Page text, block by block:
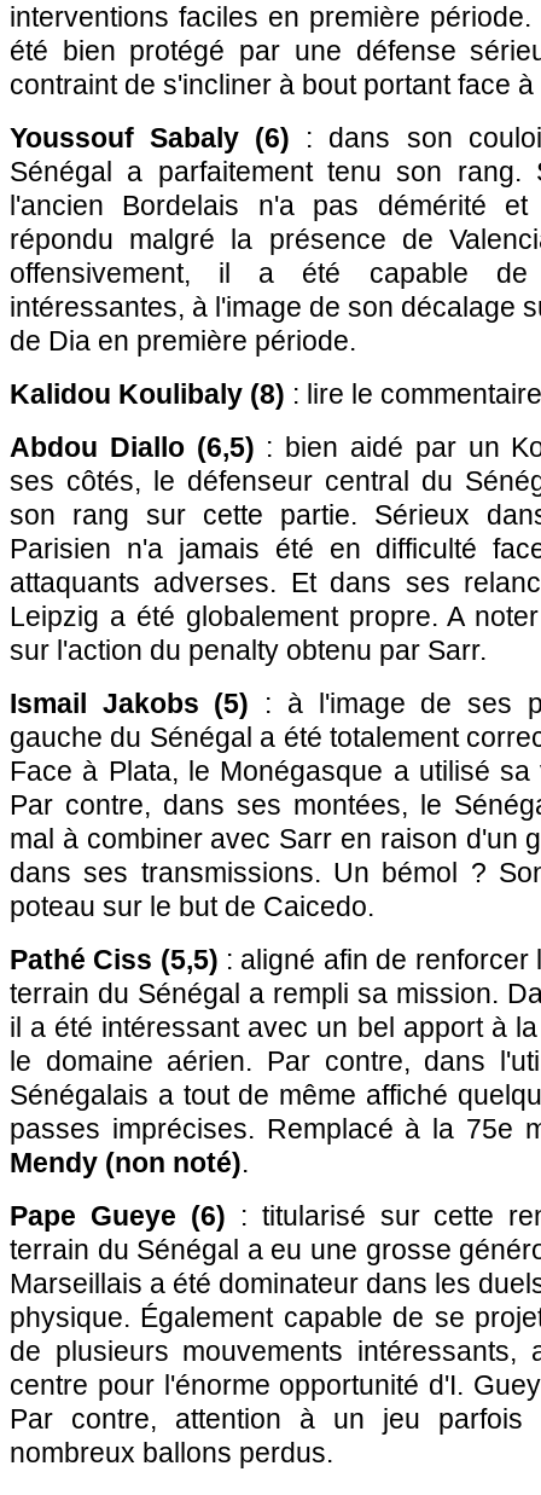
interventions faciles en première
été bien protégé par une défense
contraint de s'incliner à bout portant face
Youssouf Sabaly (6) : dans son
Sénégal a parfaitement tenu son rang.
l'ancien Bordelais n'a pas démérité
répondu malgré la présence de
offensivement, il a été capable de
intéressantes, à l'image de son décalage
de Dia en première période.
Kalidou Koulibaly (8) : lire le
Abdou Diallo (6,5) : bien aidé par un
ses côtés, le défenseur central du
son rang sur cette partie. Sérieux
Parisien n'a jamais été en difficulté
attaquants adverses. Et dans ses
Leipzig a été globalement propre. A
sur l'action du penalty obtenu par Sarr.
Ismail Jakobs (5) : à l'image de ses
gauche du Sénégal a été totalement
Face à Plata, le Monégasque a utilisé
Par contre, dans ses montées, le
mal à combiner avec Sarr en raison d'un
dans ses transmissions. Un bémol ?
poteau sur le but de Caicedo.
Pathé Ciss (5,5) : aligné afin de renforcer
terrain du Sénégal a rempli sa mission.
il a été intéressant avec un bel apport à
le domaine aérien. Par contre, dans
Sénégalais a tout de même affiché
passes imprécises. Remplacé à la 75e
Mendy (non noté).
Pape Gueye (6) : titularisé sur cette
terrain du Sénégal a eu une grosse
Marseillais a été dominateur dans les
physique. Également capable de se
de plusieurs mouvements intéressants,
centre pour l'énorme opportunité d'I.
Par contre, attention à un jeu
nombreux ballons perdus.